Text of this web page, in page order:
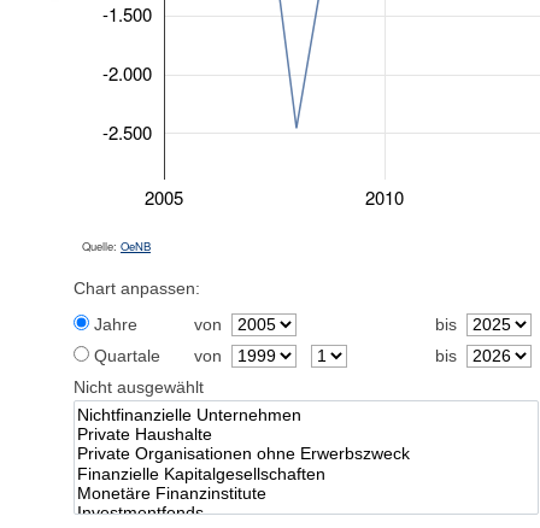
2005 2010
-2.500
-2.000
-1.500
Quelle: OeNB
Chart anpassen:
Jahre
von
bis
Quartale
von
bis
Nicht ausgewählt